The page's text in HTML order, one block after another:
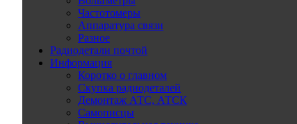
Частотомеры
Аппаратура связи
Разное
Радиодетали почтой
Информация
Коротко о главном
Скупка радиодеталей
Демонтаж АТС, АТСК
Самописцы